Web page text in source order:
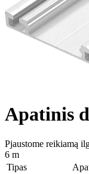
Apatinis
Pjaustome reikiamą
6 m
Tipas